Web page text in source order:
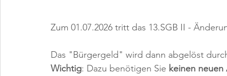
Zum 01.07.2026 tritt das 13.SGB II -
Das "Bürgergeld" wird dann abgelöst
Wichtig: Dazu benötigen Sie keinen neuen